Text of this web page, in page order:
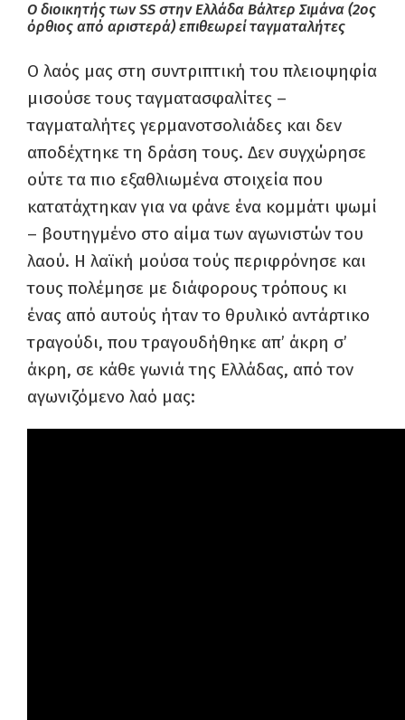
Ο διοικητής των SS στην Ελλάδα Βάλτερ Σιμάνα (2ος
όρθιος από αριστερά) επιθεωρεί ταγματαλήτες
Ο λαός μας στη συντριπτική του πλειοψηφία
μισούσε τους ταγματασφαλίτες –
ταγματαλήτες γερμανοτσολιάδες και δεν
αποδέχτηκε τη δράση τους. Δεν συγχώρησε
ούτε τα πιο εξαθλιωμένα στοιχεία που
κατατάχτηκαν για να φάνε ένα κομμάτι ψωμί
– βουτηγμένο στο αίμα των αγωνιστών του
λαού. Η λαϊκή μούσα τούς περιφρόνησε και
τους πολέμησε με διάφορους τρόπους κι
ένας από αυτούς ήταν το θρυλικό αντάρτικο
τραγούδι, που τραγουδήθηκε απ’ άκρη σ’
άκρη, σε κάθε γωνιά της Ελλάδας, από τον
αγωνιζόμενο λαό μας: